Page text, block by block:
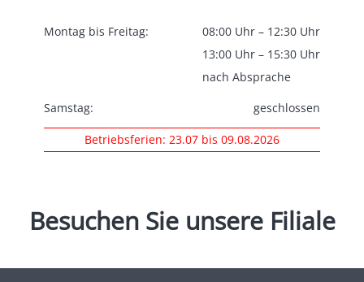
Montag bis Freitag:
08:00 Uhr – 12:30 Uhr
13:00 Uhr – 15:30 Uhr
nach Absprache
Samstag:
geschlossen
Betriebsferien: 23.07 bis 09.08.2026
Besuchen Sie unsere Filiale